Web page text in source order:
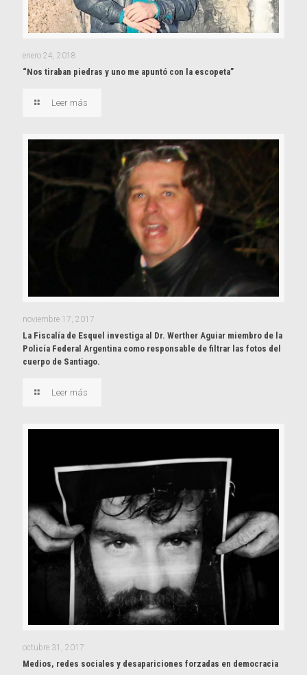
enero 24, 2018
“Nos tiraban piedras y uno me apuntó con la escopeta”
Leer más
noviembre 17, 2017
La Fiscalía de Esquel investiga al Dr. Werther Aguiar miembro de la
Policía Federal Argentina como responsable de filtrar las fotos del
cuerpo de Santiago.
Leer más
octubre 31, 2017
Medios, redes sociales y desapariciones forzadas en democracia